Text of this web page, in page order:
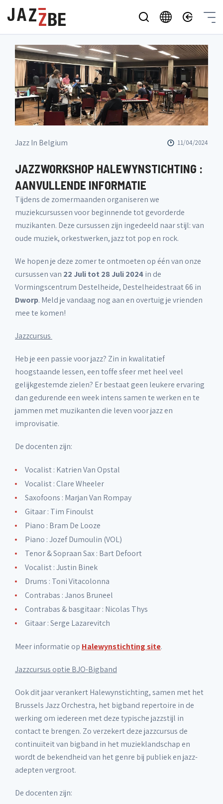
Jazz In Belgium 11/04/2024
JAZZWORKSHOP HALEWYNSTICHTING :
AANVULLENDE INFORMATIE
Tijdens de zomermaanden organiseren we
muziekcursussen voor beginnende tot gevorderde
muzikanten. Deze cursussen zijn ingedeeld naar stijl: van
oude muziek, orkestwerken, jazz tot pop en rock.
We hopen je deze zomer te ontmoeten op één van onze
cursussen van 22 Juli tot 28 Juli 2024in de
Vormingscentrum Destelheide, Destelheidestraat 66 in
Dworp. Meld je vandaag nog aan en overtuig je vrienden
mee te komen!
Jazzcursus
Heb je een passie voor jazz? Zin in kwalitatief
hoogstaande lessen, een toffe sfeer met heel veel
gelijkgestemde zielen? Er bestaat geen leukere ervaring
dan gedurende een week intens samen te werken en te
jammen met muzikanten die leven voor jazz en
improvisatie.
De docenten zijn:
Vocalist : Katrien Van Opstal
Vocalist : Clare Wheeler
Saxofoons : Marjan Van Rompay
Gitaar : Tim Finoulst
Piano : Bram De Looze
Piano : Jozef Dumoulin (VOL)
Tenor & Sopraan Sax : Bart Defoort
Vocalist : Justin Binek
Drums : Toni Vitacolonna
Contrabas : Janos Bruneel
Contrabas & basgitaar : Nicolas Thys
Gitaar : Serge Lazarevitch
Meer informatie op Halewynstichting site.
Jazzcursus optie BJO-Bigband
Ook dit jaar verankert Halewynstichting, samen met het
Brussels Jazz Orchestra, het bigband repertoire in de
werking om iedereen met deze typische jazzstijl in
contact te brengen. Zo verzekert deze jazzcursus de
continuïteit van bigband in het muzieklandschap en
wordt de bekendheid van het genre bij publiek en jazz-
adepten vergroot.
De docenten zijn: